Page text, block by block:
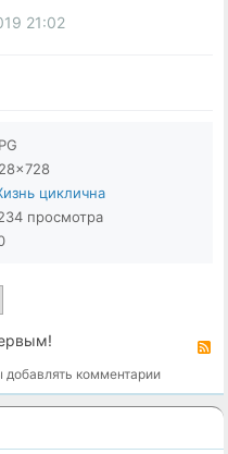
21:02
циклична
просмотра
добавлять комментарии